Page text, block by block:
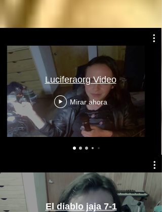
Luciferaorg Video
Mirar ahora
El diablo jaja 7-1